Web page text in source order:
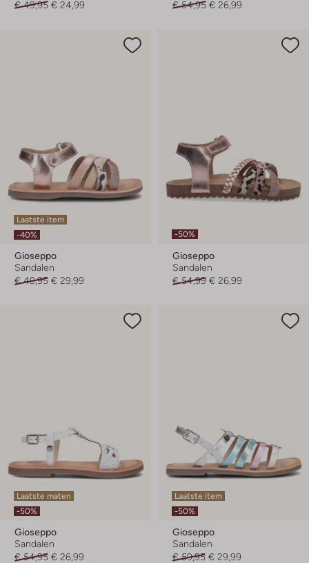
€ 49,95 € 24,99
€ 54,95 € 26,99
Laatste item
-40%
Gioseppo
Sandalen
€ 49,95 € 29,99
-50%
Gioseppo
Sandalen
€ 54,99 € 26,99
Laatste maten
-50%
Gioseppo
Sandalen
€ 54,95 € 26,99
Laatste item
-50%
Gioseppo
Sandalen
€ 59,95 € 29,99